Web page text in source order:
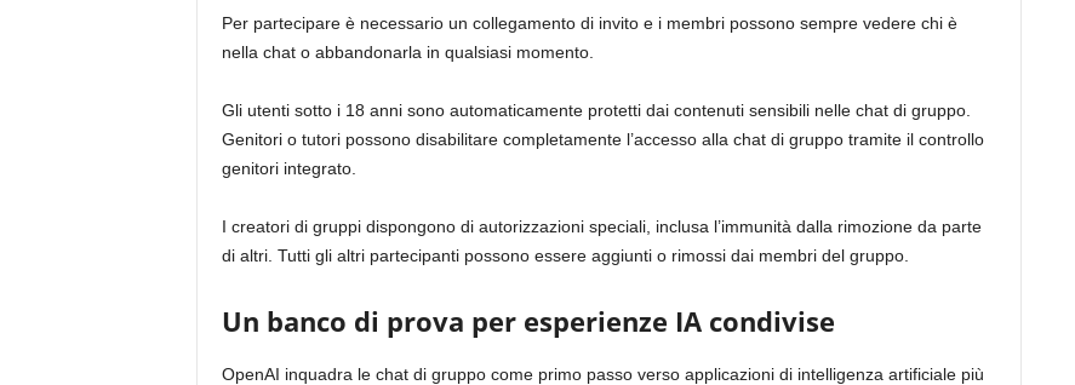
Per partecipare è necessario un collegamento di invito e i membri possono sempre vedere chi è
nella chat o abbandonarla in qualsiasi momento.
Gli utenti sotto i 18 anni sono automaticamente protetti dai contenuti sensibili nelle chat di gruppo.
Genitori o tutori possono disabilitare completamente l’accesso alla chat di gruppo tramite il controllo
genitori integrato.
I creatori di gruppi dispongono di autorizzazioni speciali, inclusa l’immunità dalla rimozione da parte
di altri. Tutti gli altri partecipanti possono essere aggiunti o rimossi dai membri del gruppo.
Un banco di prova per esperienze IA condivise
OpenAI inquadra le chat di gruppo come primo passo verso applicazioni di intelligenza artificiale più